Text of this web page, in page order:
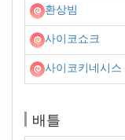
환상빔
사이코쇼크
사이코키네시스
배틀